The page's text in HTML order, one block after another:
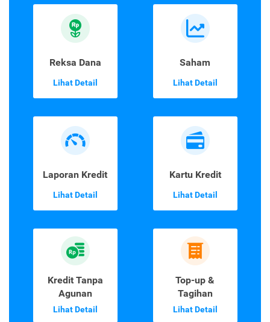
Reksa Dana
Lihat Detail
Saham
Lihat Detail
Laporan Kredit
Lihat Detail
Kartu Kredit
Lihat Detail
Kredit Tanpa
Agunan
Lihat Detail
Top-up &
Tagihan
Lihat Detail